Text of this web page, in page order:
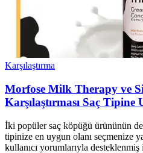
Karşılaştırma
Morfose Milk Therapy ve
Karşılaştırması Saç
İki popüler saç köpüğü ürününün
tipinize en uygun olanı seçmenize
kullanıcı yorumlarıyla desteklenmiş